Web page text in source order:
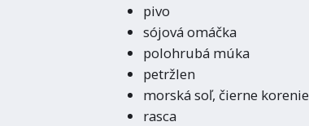
pivo
sójová omáčka
polohrubá múka
petržlen
morská soľ, čierne korenie
rasca